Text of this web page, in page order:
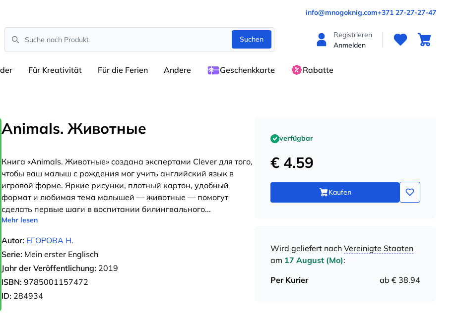
info@mnogoknig.com+371 27-27-27-47
Search
Suchen
Registrieren
Anmelden
Für Kreativität Für die Ferien Andere Geschenkkarte Rabatte
Animals. Животные
Книга «Animals. Животные» создана экспертами Clever для того,
чтобы ваш малыш с рождения мог учить английский язык в
игровой форме. Яркие рисунки, плотный картон, удобный
формат и любимая тема малышей — животные — помогут
сделать первые шаги в воспитании билингвального...
Mehr lesen
Autor: ЕГОРОВА Н.
Serie: Mein erster Englisch
Jahr der Veröffentlichung: 2019
ISBN: 9785001157472
ID: 284934
verfügbar
€ 4.59
Kaufen
Wird geliefert nach Vereinigte Staaten
am 17 August (Mo):
Per Kurier
ab € 38.94